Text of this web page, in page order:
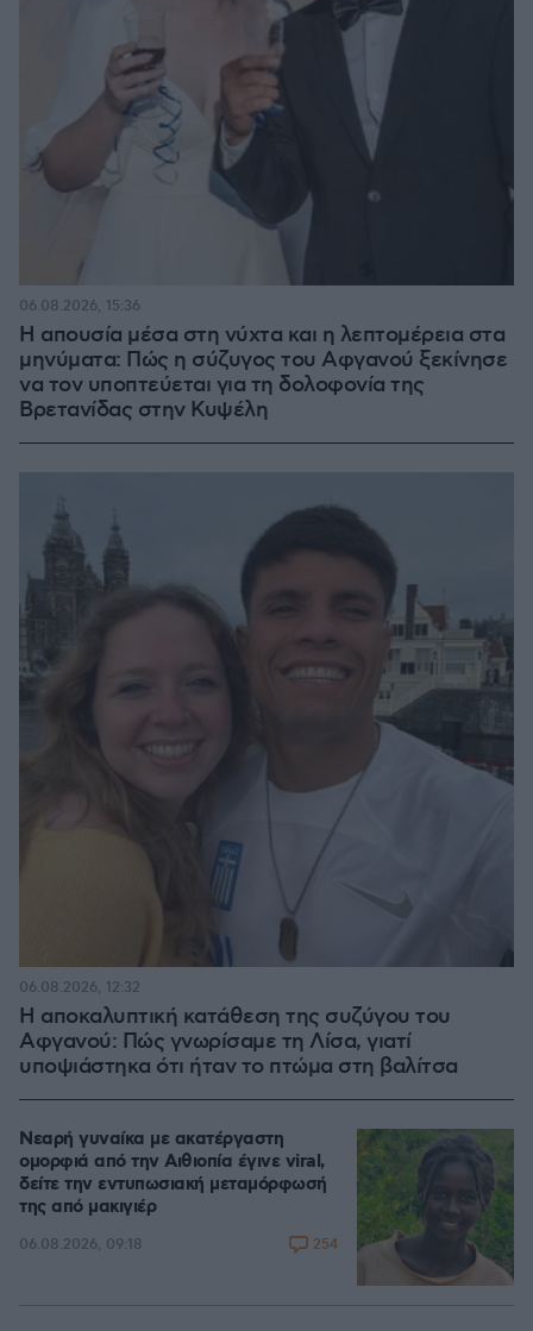
Η απουσία μέσα στη νύχτα και η λεπτομέρεια στα
μηνύματα: Πώς η σύζυγος του Αφγανού ξεκίνησε
να τον υποπτεύεται για τη δολοφονία της
Βρετανίδας στην Κυψέλη
06.08.2026, 15:36
Η αποκαλυπτική κατάθεση της συζύγου του
Αφγανού: Πώς γνωρίσαμε τη Λίσα, γιατί
υποψιάστηκα ότι ήταν το πτώμα στη βαλίτσα
06.08.2026, 12:32
Νεαρή γυναίκα με ακατέργαστη
ομορφιά από την Αιθιοπία έγινε viral,
δείτε την εντυπωσιακή μεταμόρφωσή
της από μακιγιέρ
06.08.2026, 09:18 254